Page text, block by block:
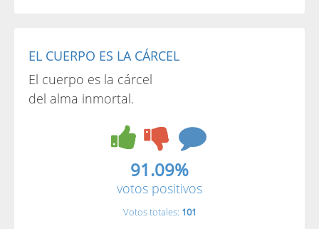
EL CUERPO ES LA CÁRCEL
El cuerpo es la cárcel
del alma inmortal.
91.09%
votos positivos
Votos totales: 101